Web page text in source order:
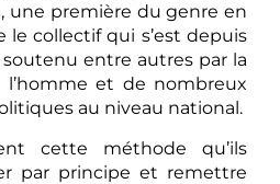
une première du genre en
le collectif qui s’est depuis
entre autres par la
et de nombreux
au niveau national.
cette méthode qu’ils
par principe et remettre